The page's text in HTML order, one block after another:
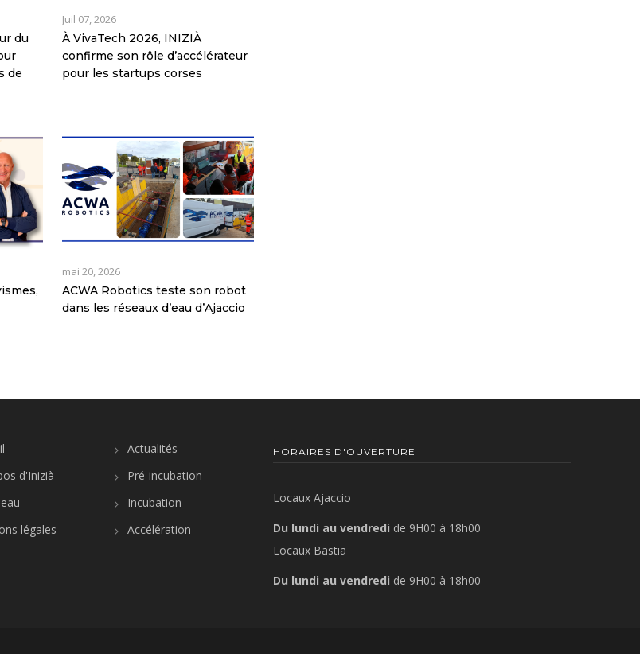
du
de
Juil 07, 2026
À VivaTech 2026, INIZIÀ
confirme son rôle d’accélérateur
pour les startups corses
mai 20, 2026
ACWA Robotics teste son robot
dans les réseaux d’eau d’Ajaccio
d'Inizià
légales
Actualités
Pré-incubation
Incubation
Accélération
HORAIRES D'OUVERTURE
Locaux Ajaccio
Du lundi au vendredi de 9H00 à 18h00
Locaux Bastia
Du lundi au vendredi de 9H00 à 18h00